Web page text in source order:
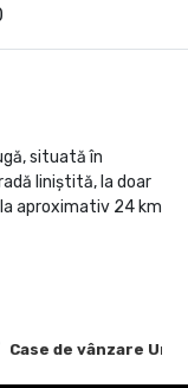
Case de vânzare
situată în
liniștită, la doar
aproximativ 24 km